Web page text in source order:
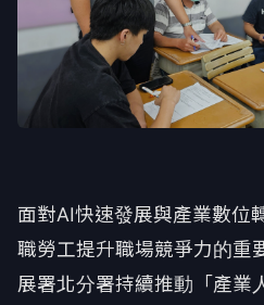
面對AI快速發展與產業數位
職勞工提升職場競爭力的重
展署北分署持續推動「產業